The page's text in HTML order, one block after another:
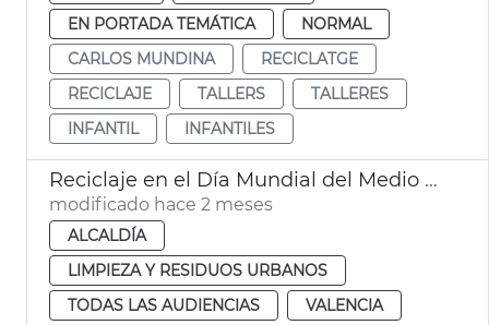
EN PORTADA TEMÁTICA
NORMAL
CARLOS MUNDINA
RECICLATGE
RECICLAJE
TALLERS
TALLERES
INFANTIL
INFANTILES
Reciclaje en el Día Mundial del Medio Ambiente València
modificado hace 2 meses
ALCALDÍA
LIMPIEZA Y RESIDUOS URBANOS
TODAS LAS AUDIENCIAS
VALENCIA